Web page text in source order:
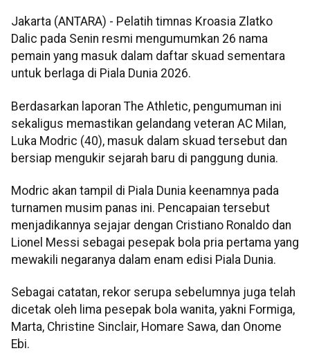
Jakarta (ANTARA) - Pelatih timnas Kroasia Zlatko
Dalic pada Senin resmi mengumumkan 26 nama
pemain yang masuk dalam daftar skuad sementara
untuk berlaga di Piala Dunia 2026.
Berdasarkan laporan The Athletic, pengumuman ini
sekaligus memastikan gelandang veteran AC Milan,
Luka Modric (40), masuk dalam skuad tersebut dan
bersiap mengukir sejarah baru di panggung dunia.
Modric akan tampil di Piala Dunia keenamnya pada
turnamen musim panas ini. Pencapaian tersebut
menjadikannya sejajar dengan Cristiano Ronaldo dan
Lionel Messi sebagai pesepak bola pria pertama yang
mewakili negaranya dalam enam edisi Piala Dunia.
Sebagai catatan, rekor serupa sebelumnya juga telah
dicetak oleh lima pesepak bola wanita, yakni Formiga,
Marta, Christine Sinclair, Homare Sawa, dan Onome
Ebi.